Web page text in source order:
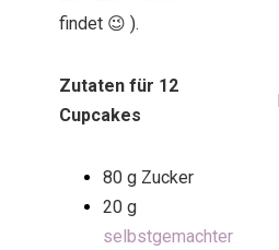
findet 😉 ).
Zutaten für 12
Cupcakes
80 g Zucker
20 g
selbstgemachter